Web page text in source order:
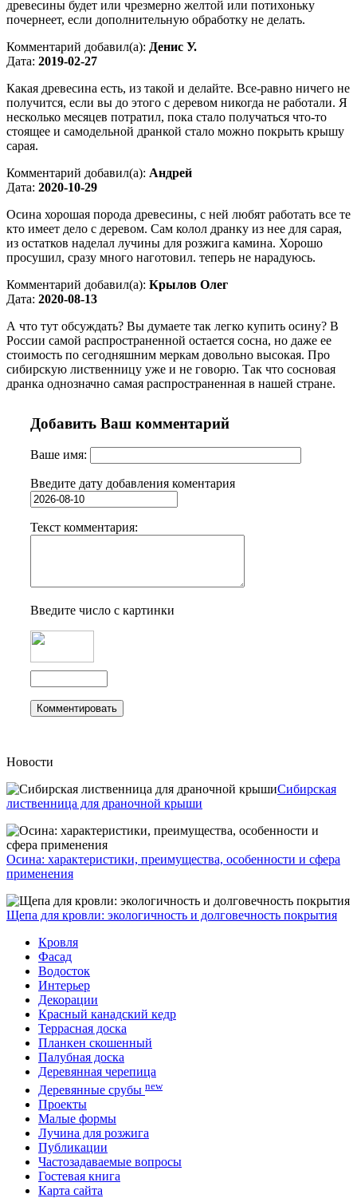
древесины будет или чрезмерно желтой или потихоньку
почернеет, если дополнительную обработку не делать.
Комментарий добавил(а): Денис У.
Дата: 2019-02-27
Какая древесина есть, из такой и делайте. Все-равно ничего не
получится, если вы до этого с деревом никогда не работали. Я
несколько месяцев потратил, пока стало получаться что-то
стоящее и самодельной дранкой стало можно покрыть крышу
сарая.
Комментарий добавил(а): Андрей
Дата: 2020-10-29
Осина хорошая порода древесины, с ней любят работать все те
кто имеет дело с деревом. Сам колол дранку из нее для сарая,
из остатков наделал лучины для розжига камина. Хорошо
просушил, сразу много наготовил. теперь не нарадуюсь.
Комментарий добавил(а): Крылов Олег
Дата: 2020-08-13
А что тут обсуждать? Вы думаете так легко купить осину? В
России самой распространенной остается сосна, но даже ее
стоимость по сегодняшним меркам довольно высокая. Про
сибирскую лиственницу уже и не говорю. Так что сосновая
дранка однозначно самая распространенная в нашей стране.
Добавить Ваш комментарий
Ваше имя:
Введите дату добавления коментария
Текст комментария:
Введите число с картинки
Новости
Сибирская
лиственница для драночной крыши
Осина: характеристики, преимущества, особенности и сфера
применения
Щепа для кровли: экологичность и долговечность покрытия
Кровля
Фасад
Водосток
Интерьер
Декорации
Красный канадский кедр
Террасная доска
Планкен скошенный
Палубная доска
Деревянная черепица
Деревянные срубы new
Проекты
Малые формы
Лучина для розжига
Публикации
Частозадаваемые вопросы
Гостевая книга
Карта сайта